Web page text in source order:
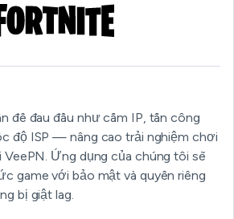
đề đau đầu như cấm IP, tấn công
độ ISP — nâng cao trải nghiệm chơi
Ứng dụng của chúng tôi sẽ
game với bảo mật và quyền riêng
bị giật lag.